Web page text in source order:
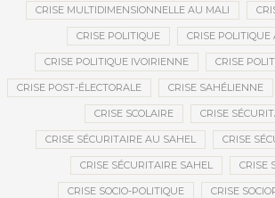
CRISE MULTIDIMENSIONNELLE AU MALI
CRISE POLITIQUE CRISE POLITIQUE
CRISE POLITIQUE IVOIRIENNE CRISE
CRISE POST-ÉLECTORALE CRISE SAHÉLIENNE
CRISE SCOLAIRE CRISE
CRISE SÉCURITAIRE AU SAHEL CRISE
CRISE SÉCURITAIRE SAHEL CRISE
CRISE SOCIO-POLITIQUE CRISE